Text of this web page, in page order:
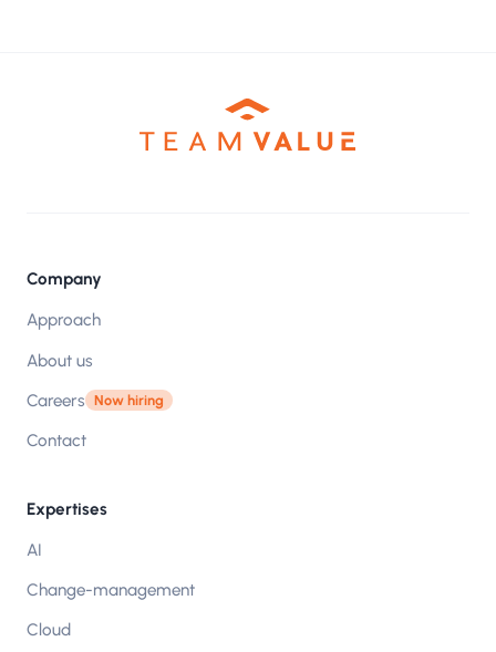
Company
Approach
About us
Careers Now hiring
Contact
Expertises
AI
Change-management
Cloud